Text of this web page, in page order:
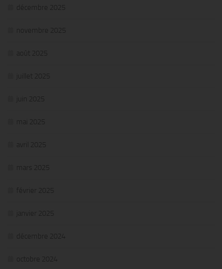
décembre 2025
novembre 2025
août 2025
juillet 2025
juin 2025
mai 2025
avril 2025
mars 2025
février 2025
janvier 2025
décembre 2024
octobre 2024